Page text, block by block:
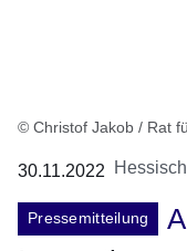
© Christof Jakob / Rat
30.11.2022
Pressemitteilung